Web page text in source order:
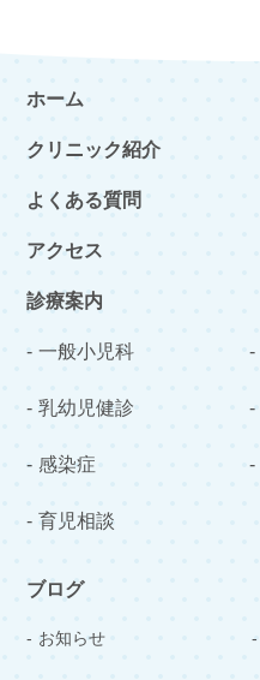
ホーム
クリニック紹介
よくある質問
アクセス
診療案内
一般小児科
乳幼児健診
感染症
育児相談
ブログ
お知らせ